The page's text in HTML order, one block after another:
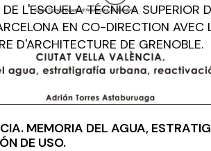
L'ESCUELA TÉCNICA SUPERIOR
EN CO-DIRECTION AVEC
D'ARCHITECTURE DE GRENOBLE.
MEMORIA DEL AGUA,
DE USO.